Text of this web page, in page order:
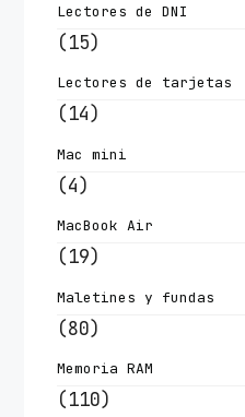
Lectores de DNI
(15)
Lectores de tarjetas
(14)
Mac mini
(4)
MacBook Air
(19)
Maletines y fundas
(80)
Memoria RAM
(110)